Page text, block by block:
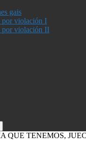
gais
por violación I
por violación II
QUE TENEMOS,